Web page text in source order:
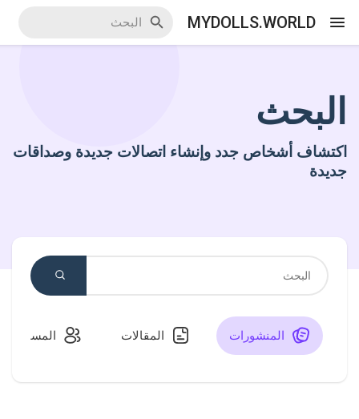
MYDOLLS.WORLD
اكتشف الاحداث
أحداثي
اكتشف المجموعات
البحث
اكتشاف أشخاص جدد وإنشاء اتصالات جديدة وصداقات
جديدة
المنشورات المقالات